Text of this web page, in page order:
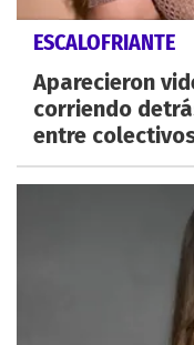
ESCALOFRIANTE
Aparecieron
corriendo
entre